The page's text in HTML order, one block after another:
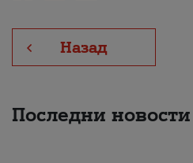
Назад
Последни новости